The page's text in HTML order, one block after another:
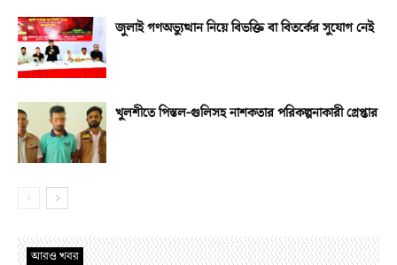
জুলাই গণঅভ্যুত্থান নিয়ে বিভক্তি বা বিতর্কের সুযোগ নেই
খুলশীতে পিস্তল-গুলিসহ নাশকতার পরিকল্পনাকারী গ্রেপ্তার
আরও খবর